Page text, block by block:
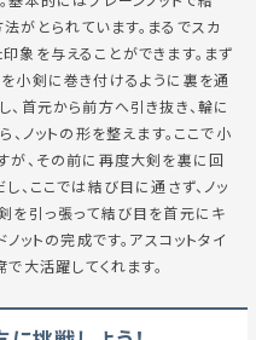
がとられています。まるでスカ
象を与えることができます。まず
小剣に巻き付けるように裏を通
、首元から前方へ引き抜き、輪に
、ノットの形を整えます。ここで小
が、その前に再度大剣を裏に回
、ここでは結び目に通さず、ノッ
を引っ張って結び目を首元にキ
ットの完成です。アスコットタイ
大活躍してくれます。